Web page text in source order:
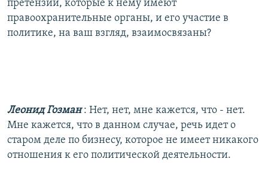
претензии, которые к нему имеют
правоохранительные органы, и его участие в
политике, на ваш взгляд, взаимосвязаны?
Леонид Гозман: Нет, нет, мне кажется, что - нет.
Мне кажется, что в данном случае, речь идет о
старом деле по бизнесу, которое не имеет никакого
отношения к его политической деятельности.